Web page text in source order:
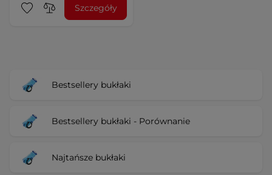
Szczegóły
Bestsellery bukłaki
Bestsellery bukłaki - Porównanie
Najtańsze bukłaki